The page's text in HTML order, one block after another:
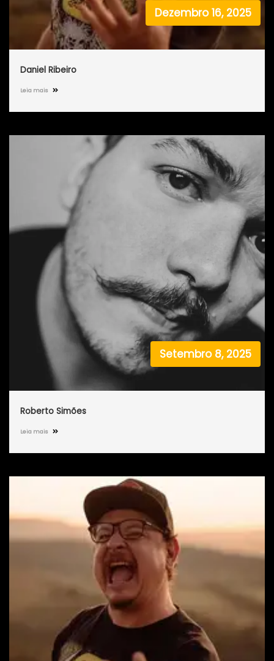
Dezembro 16, 2025
Daniel Ribeiro
Leia mais
Setembro 8, 2025
Roberto Simões
Leia mais